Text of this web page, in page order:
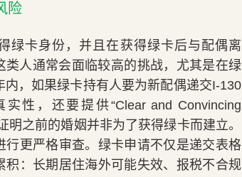
险
绿卡身份，并且在获得绿卡后与配偶离
人通常会面临较高的挑战，尤其是在绿
，如果绿卡持有人要为新配偶递交I-130
性，还要提供“Clear and Convincing
之前的婚姻并非为了获得绿卡而建立。
更严格审查。绿卡申请不仅是递交表格
：长期居住海外可能失效、报税不合规